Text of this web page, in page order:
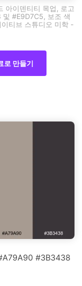
아이덴티티 목업, 로고
#E9D7C5, 보조 색
티브 스튜디오 미학 -
로 만들기
#3B3438